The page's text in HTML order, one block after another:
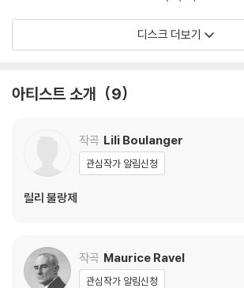
디스크 더보기
아티스트 소개 9
작곡 Lili Boulanger
관심작가 알림신청
릴리 불랑제
작곡 Maurice Ravel
관심작가 알림신청